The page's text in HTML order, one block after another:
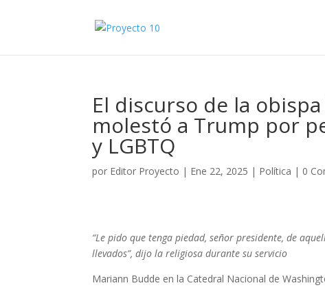
El discurso de la
molestó a Trump por
y LGBTQ
por Editor Proyecto | Ene 22, 2025 | Política | 0
“Le pido que tenga piedad, señor presidente, de
llevados”, dijo la religiosa durante su servicio
Mariann Budde en la Catedral Nacional de